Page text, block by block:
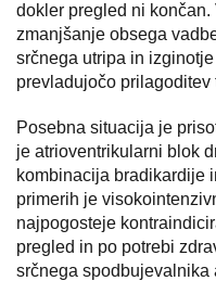
dokler pregled ni
zmanjšanje obsega
srčnega utripa in
prevladujočo
Posebna situacija je
je atrioventrikularni blok
kombinacija bradikardije
primerih je
najpogosteje
pregled in po potrebi
srčnega spodbujevalnika